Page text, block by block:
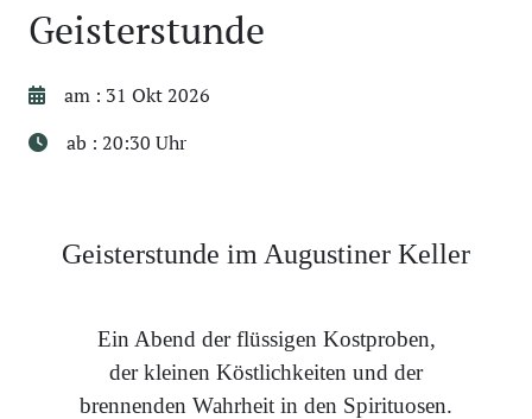
Geisterstunde
am : 31 Okt 2026
ab : 20:30 Uhr
Geisterstunde im Augustiner Keller
Ein Abend der flüssigen Kostproben,
der kleinen Köstlichkeiten und der
brennenden Wahrheit in den Spirituosen.